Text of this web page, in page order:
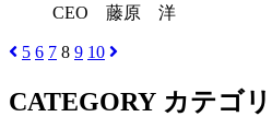
CEO 藤原 洋
5 6 7 8 9 10
CATEGORY カテゴ